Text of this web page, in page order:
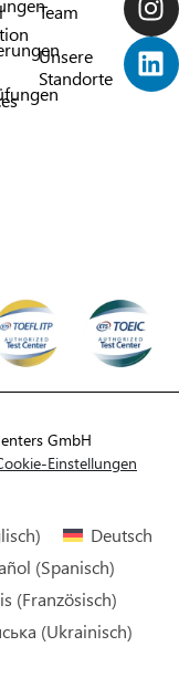
Team
Unsere
Standorte
GmbH
Einstellungen
)
Deutsch
(Spanisch)
(Französisch)
(Ukrainisch)